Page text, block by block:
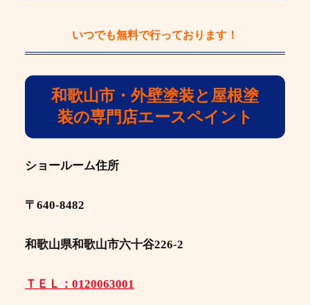
いつでも無料で行っております！
和歌山市・外壁塗装と屋根塗
装の専門店エースペイント
ショールーム住所
〒640-8482
和歌山県和歌山市六十谷226-2
ＴＥＬ：0120063001